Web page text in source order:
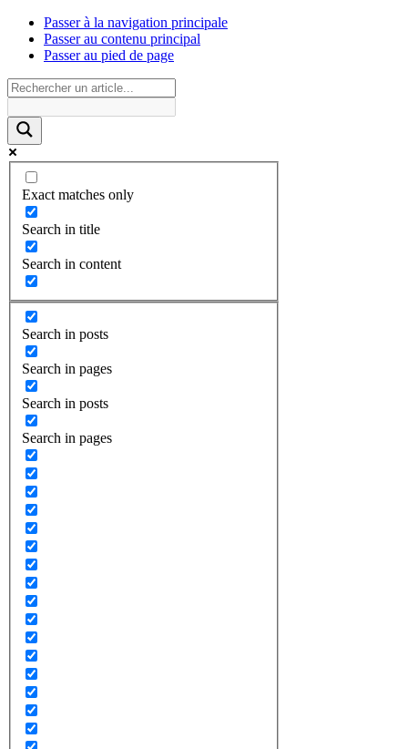
Passer à la navigation principale
Passer au contenu principal
Passer au pied de page
Exact matches only
Search in title
Search in content
Search in posts
Search in pages
Search in posts
Search in pages